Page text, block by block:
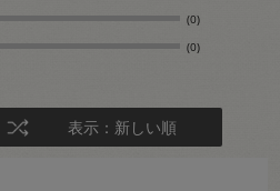
(0)
(0)
表示：新しい順